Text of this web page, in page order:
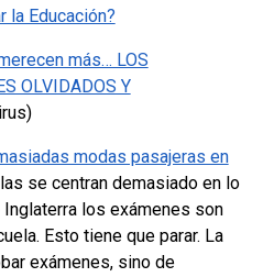
la Educación?
más… LOS
OLVIDADOS Y
modas pasajeras en
se centran demasiado en lo
Inglaterra los exámenes son
Esto tiene que parar. La
exámenes, sino de